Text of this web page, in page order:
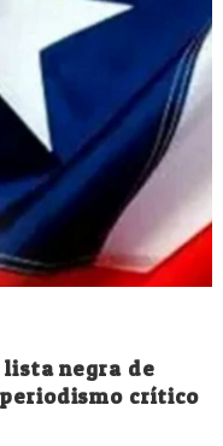
negra de
crítico